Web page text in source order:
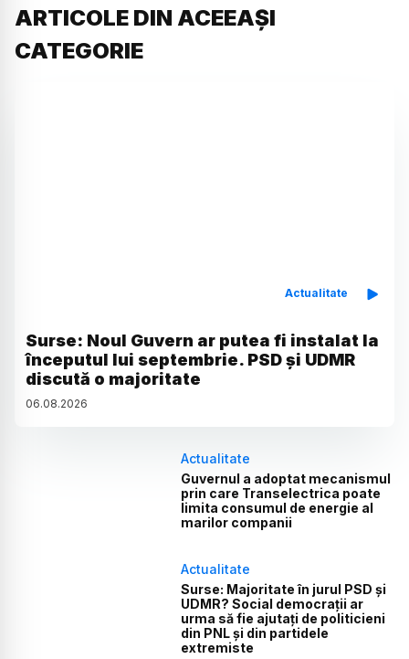
ARTICOLE DIN ACEEAȘI
CATEGORIE
Actualitate
Surse: Noul Guvern ar putea fi instalat la
începutul lui septembrie. PSD și UDMR
discută o majoritate
06.08.2026
Actualitate
Guvernul a adoptat mecanismul
prin care Transelectrica poate
limita consumul de energie al
marilor companii
Actualitate
Surse: Majoritate în jurul PSD și
UDMR? Social democrații ar
urma să fie ajutați de politicieni
din PNL și din partidele
extremiste